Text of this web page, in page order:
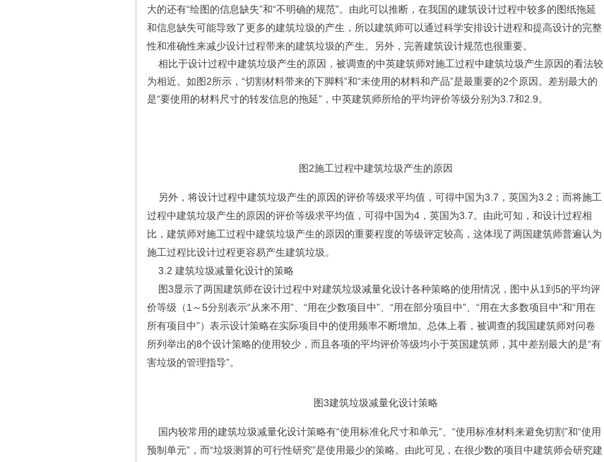
大的还有“绘图的信息缺失”和“不明确的规范”。由此可以推断，在我国的建筑设计过程中较多的图纸拖延
和信息缺失可能导致了更多的建筑垃圾的产生，所以建筑师可以通过科学安排设计进程和提高设计的完整
性和准确性来减少设计过程带来的建筑垃圾的产生。另外，完善建筑设计规范也很重要。
相比于设计过程中建筑垃圾产生的原因，被调查的中英建筑师对施工过程中建筑垃圾产生原因的看法较
为相近。如图2所示，“切割材料带来的下脚料”和“未使用的材料和产品”是最重要的2个原因。差别最大的
是“要使用的材料尺寸的转发信息的拖延”，中英建筑师所给的平均评价等级分别为3.7和2.9。
图2施工过程中建筑垃圾产生的原因
另外，将设计过程中建筑垃圾产生的原因的评价等级求平均值，可得中国为3.7，英国为3.2；而将施工
过程中建筑垃圾产生的原因的评价等级求平均值，可得中国为4，英国为3.7。由此可知，和设计过程相
比，建筑师对施工过程中建筑垃圾产生的原因的重要程度的等级评定较高，这体现了两国建筑师普遍认为
施工过程比设计过程更容易产生建筑垃圾。
3.2 建筑垃圾减量化设计的策略
图3显示了两国建筑师在设计过程中对建筑垃圾减量化设计各种策略的使用情况，图中从1到5的平均评
价等级（1～5分别表示“从来不用”、“用在少数项目中”、“用在部分项目中”、“用在大多数项目中”和“用在
所有项目中”）表示设计策略在实际项目中的使用频率不断增加。总体上看，被调查的我国建筑师对问卷
所列举出的8个设计策略的使用较少，而且各项的平均评价等级均小于英国建筑师，其中差别最大的是“有
害垃圾的管理指导”。
图3建筑垃圾减量化设计策略
国内较常用的建筑垃圾减量化设计策略有“使用标准化尺寸和单元”、“使用标准材料来避免切割”和“使用
预制单元”，而“垃圾测算的可行性研究”是使用最少的策略。由此可见，在很少数的项目中建筑师会研究建